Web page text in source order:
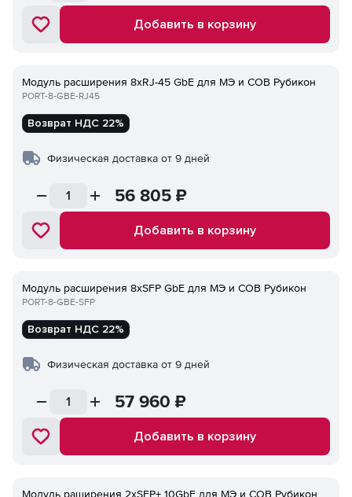
Добавить в корзину
Модуль расширения 8xRJ-45 GbE для МЭ и СОВ Рубикон
PORT-8-GBE-RJ45
Возврат НДС 22%
Физическая доставка от 9 дней
56 805 ₽
Добавить в корзину
Модуль расширения 8xSFP GbE для МЭ и СОВ Рубикон
PORT-8-GBE-SFP
Возврат НДС 22%
Физическая доставка от 9 дней
57 960 ₽
Добавить в корзину
Модуль раширения 2xSFP+ 10GbE для МЭ и СОВ Рубикон